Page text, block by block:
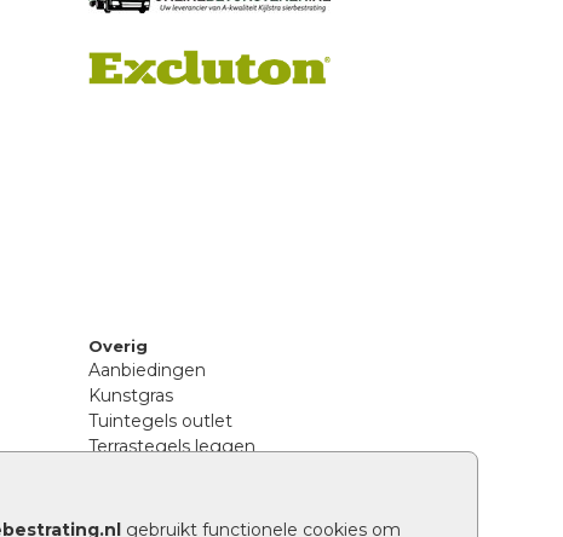
gebruikt functionele cookies om
Overig
Aanbiedingen
Kunstgras
Tuintegels outlet
Terrastegels leggen
Legpatronen betonstenen